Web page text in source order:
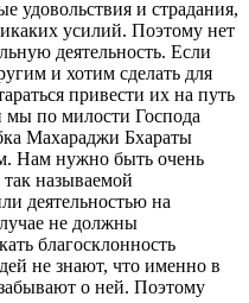
удовольствия и страдания,
усилий. Поэтому нет
деятельность. Если
и хотим сделать для
привести их на путь
по милости Господа
Махараджи Бхараты
Нам нужно быть очень
называемой
деятельностью на
не должны
благосклонность
не знают, что именно в
о ней. Поэтому